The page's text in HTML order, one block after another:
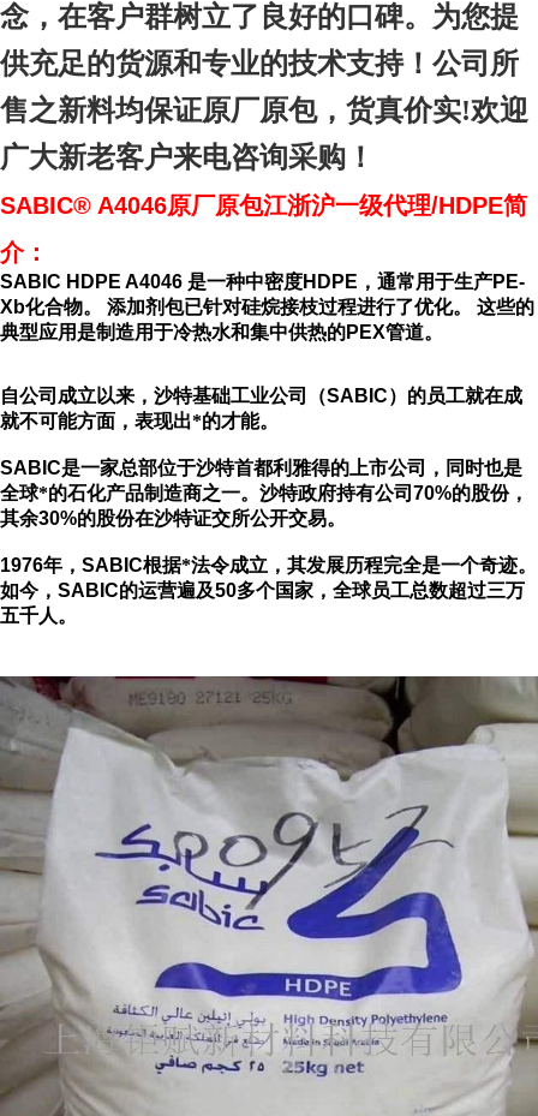
念，在客户群树立了良好的口碑。为您提
供充足的货源和专业的技术支持！公司所
售之新料均保证原厂原包，货真价实!欢迎
广大新老客户来电咨询采购！
SABIC® A4046原厂原包江浙沪一级代理/HDPE简
介：
SABIC HDPE A4046 是一种中密度HDPE ，通常用于生产PE-
Xb化合物。 添加剂包已针对硅烷接枝过程进行了优化。
这些的
典型应用是制造用于冷热水和集中供热的PEX管道。
自公司成立以来，沙特基础工业公司（SABIC）的员工就在成
就不可能方面，表现出*的才能。
SABIC是一家总部位于沙特首都利雅得的上市公司，同时也是
全球*的石化产品制造商之一。沙特政府持有公司 70%的股份，
其余30%的股份在沙特证交所公开交易。
1976年， SABIC根据*法令成立，其发展历程完全是一个奇迹。
如今， SABIC的运营遍及50多个国家，全球员工总数超过三万
五千人。